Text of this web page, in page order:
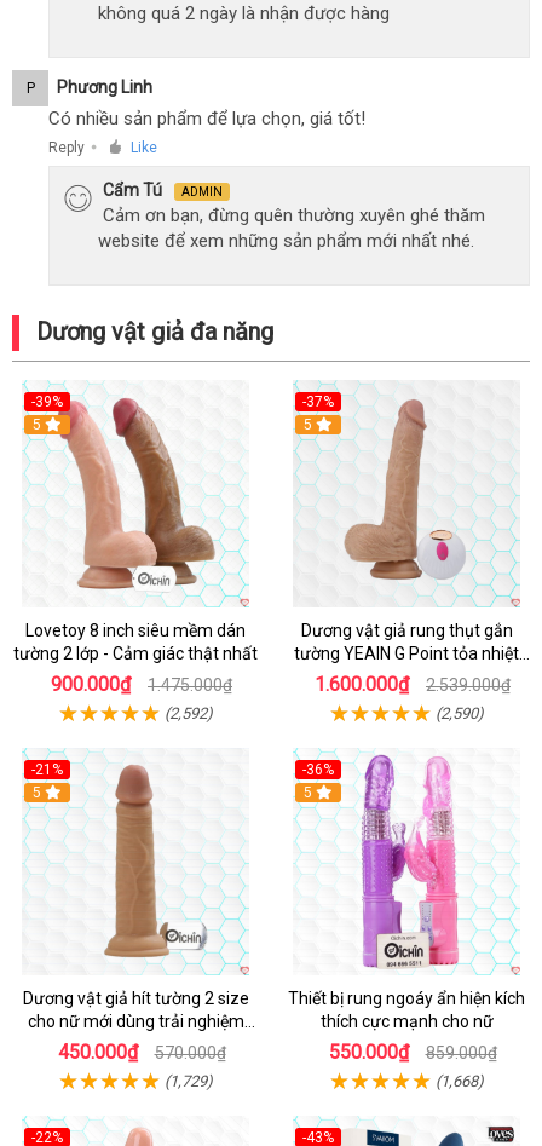
không quá 2 ngày là nhận được hàng
P Phương Linh
Có nhiều sản phẩm để lựa chọn, giá tốt!
Reply ● Like
Cẩm Tú ADMIN
Cảm ơn bạn, đừng quên thường xuyên ghé thăm
website để xem những sản phẩm mới nhất nhé.
Dương vật giả đa năng
-39%
Hot
5
Lovetoy 8 inch siêu mềm dán
tường 2 lớp - Cảm giác thật nhất
900.000₫ 1.475.000₫
(2,592)
-37%
5
Dương vật giả rung thụt gắn
tường YEAIN G Point tỏa nhiệt
điều khiển từ xa
1.600.000₫ 2.539.000₫
(2,590)
-21%
Hot
5
Dương vật giả hít tường 2 size
cho nữ mới dùng trải nghiệm
thật
450.000₫ 570.000₫
(1,729)
-36%
Hot
5
Thiết bị rung ngoáy ẩn hiện kích
thích cực mạnh cho nữ
550.000₫ 859.000₫
(1,668)
-22% -43%